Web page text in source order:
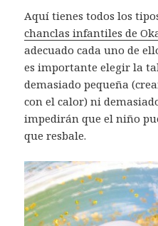
Aquí tienes todos los
chanclas infantiles de
adecuado cada uno de
es importante elegir la
demasiado pequeña
con el calor) ni
impedirán que el niño
que resbale.